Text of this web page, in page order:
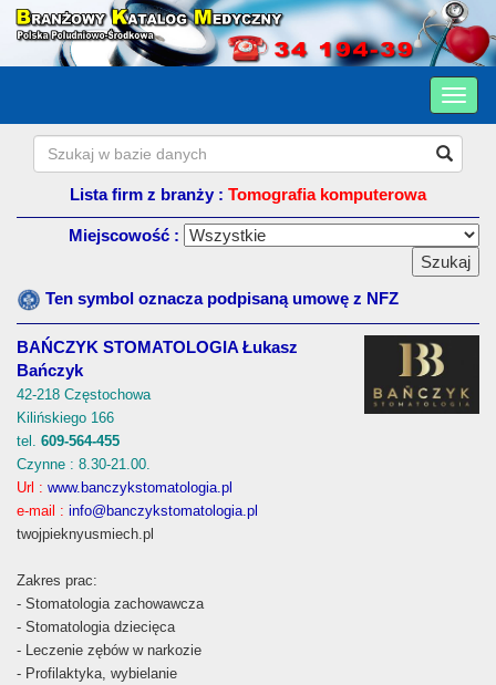
Lista firm z branży : Tomografia komputerowa
Miejscowość :
Ten symbol oznacza podpisaną umowę z NFZ
BAŃCZYK STOMATOLOGIA Łukasz
Bańczyk
42-218 Częstochowa
Kilińskiego 166
tel. 609-564-455
Czynne : 8.30-21.00.
Url : www.banczykstomatologia.pl
e-mail : info@banczykstomatologia.pl
twojpieknyusmiech.pl
Zakres prac:
- Stomatologia zachowawcza
- Stomatologia dziecięca
- Leczenie zębów w narkozie
- Profilaktyka, wybielanie